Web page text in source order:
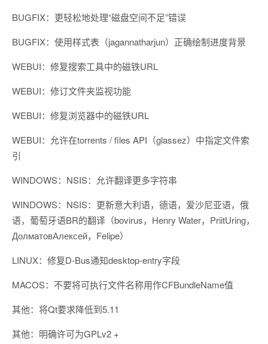
BUGFIX：更轻松地处理“磁盘空间不足”错误
BUGFIX：使用样式表（jagannatharjun）正确绘制进度背景
WEBUI：修复搜索工具中的磁铁URL
WEBUI：修订文件夹监视功能
WEBUI：修复浏览器中的磁铁URL
WEBUI：允许在torrents / files API（glassez）中指定文件索
引
WINDOWS：NSIS：允许翻译更多字符串
WINDOWS：NSIS：更新意大利语，德语，爱沙尼亚语，俄
语，葡萄牙语BR的翻译（bovirus，Henry Water，PriitUring，
ДолматовАлексей，Felipe）
LINUX：修复D-Bus通知desktop-entry字段
MACOS：不要将可执行文件名称用作CFBundleName值
其他：将Qt要求降低到5.11
其他：明确许可为GPLv2 +